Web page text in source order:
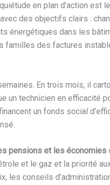
en plan d’action
des objectifs clairs :
énergétiques dans les
familles des factures
En trois mois, il
un technicien en efficacité
un fonds social
pensions et les économies
et le gaz et la priorité
les conseils